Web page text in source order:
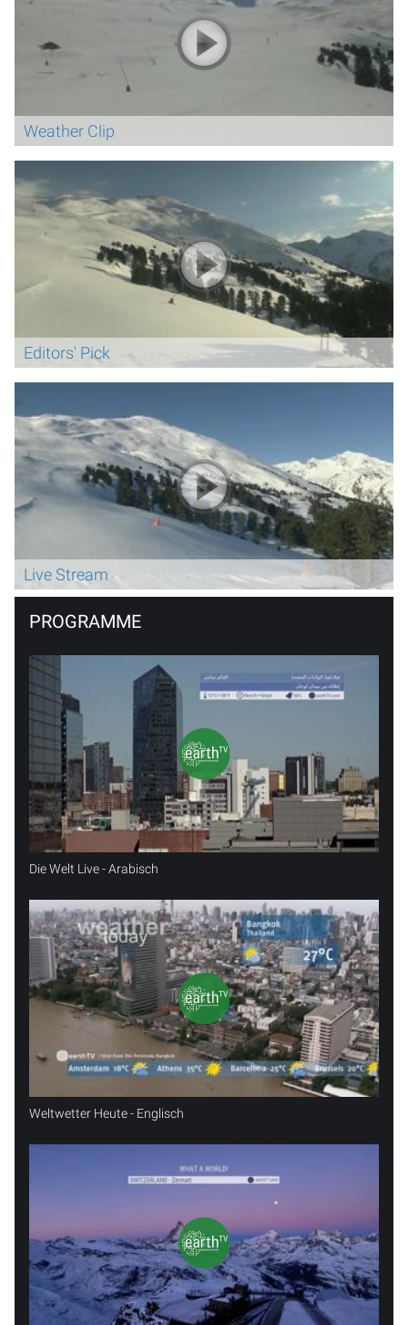
Weather Clip
Editors' Pick
Live Stream
PROGRAMME
Die Welt Live - Arabisch
Weltwetter Heute - Englisch